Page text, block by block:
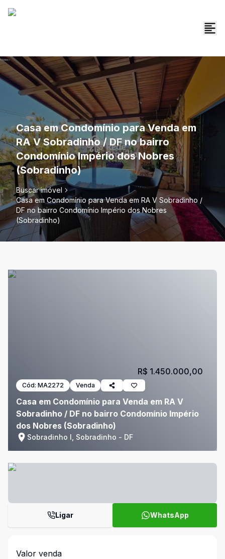
Casa em Condomínio para Venda em
RA V Sobradinho / DF no bairro
Condomínio Império dos Nobres
(Sobradinho)
Buscar imóvel
Casa em Condomínio para Venda em RA V Sobradinho /
DF no bairro Condomínio Império dos Nobres
(Sobradinho)
Cód: MA2272 Venda
Casa em Condomínio para Venda em RA V
Sobradinho / DF no bairro Condomínio Império
dos Nobres (Sobradinho)
Sobradinho I, Sobradinho - DF
R$ 1.450.000,00
Ligar WhatsApp
Valor venda